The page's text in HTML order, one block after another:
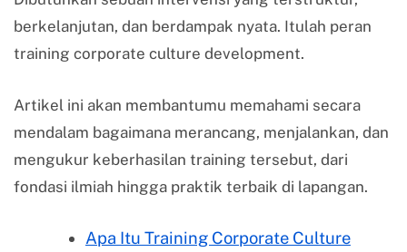
berkelanjutan, dan berdampak nyata. Itulah peran
training corporate culture development.
Artikel ini akan membantumu memahami secara
mendalam bagaimana merancang, menjalankan, dan
mengukur keberhasilan training tersebut, dari
fondasi ilmiah hingga praktik terbaik di lapangan.
Apa Itu Training Corporate Culture